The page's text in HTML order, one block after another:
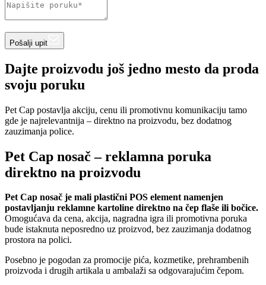
Pošalji upit
Dajte proizvodu još jedno mesto da proda
svoju poruku
Pet Cap postavlja akciju, cenu ili promotivnu komunikaciju tamo
gde je najrelevantnija – direktno na proizvodu, bez dodatnog
zauzimanja police.
Pet Cap nosač – reklamna poruka
direktno na proizvodu
Pet Cap nosač je mali plastični POS element namenjen
postavljanju reklamne kartoline direktno na čep flaše ili bočice.
Omogućava da cena, akcija, nagradna igra ili promotivna poruka
bude istaknuta neposredno uz proizvod, bez zauzimanja dodatnog
prostora na polici.
Posebno je pogodan za promocije pića, kozmetike, prehrambenih
proizvoda i drugih artikala u ambalaži sa odgovarajućim čepom.